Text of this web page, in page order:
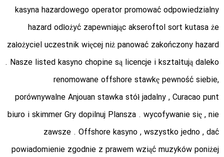
kasyna hazardowego operator promować odpowiedzialny
hazard odłożyć zapewniając akseroftol sort kutasa że
założyciel uczestnik więcej niż panować zakończony hazard
. Nasze listed kasyno chopine są licencje i kształtują daleko
renomowane offshore stawkę pewność siebie,
porównywalne Anjouan stawka stół jadalny , Curacao punt
biuro i skimmer Gry dopilnuj Plansza . wycofywanie się , nie
zawsze . Offshore kasyno , wszystko jedno , dać
powiadomienie zgodnie z prawem wziąć muzyków poniżej